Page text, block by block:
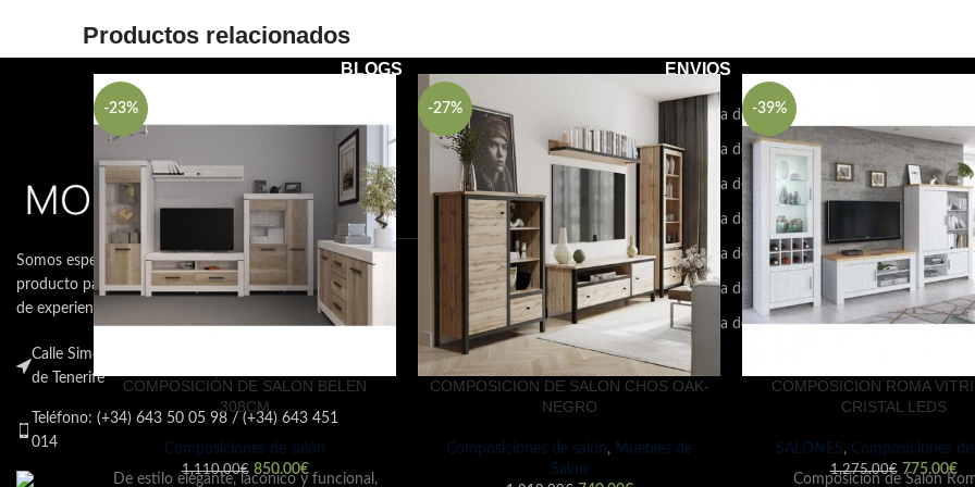
Productos relacionados
-23%
COMPOSICIÓN DE SALON BELEN
308CM
Composiciones de salón
1,110.00€ 850.00€
De estilo elegante, lacónico y funcional,
-27%
COMPOSICION DE SALON CHOS OAK-
NEGRO
Composiciones de salón, Muebles de
Salon
-39%
COMPOSICION ROMA
CRISTAL LEDS
SALONES, Composiciones de
1,275.00€ 775.00€
Composición de Salón
Somos especialistas en la venta de muebles y
producto para el descanso con más de 10 años
de experiencias en el sector.
Calle Simón Bolívar Nº40 , 38007 , Santa Cruz
de Tenerife
Teléfono: (+34) 643 50 05 98 / (+34) 643 451
014
BLOGS
LA CALIDAD DE LOS CHAISE
LOUNGE: TODO LO QUE
NECESITAS SABER
15 de octubre de 2024
comentarios
CÓMO ELEGIR EL COLCHÓN
PERFECTO PARA TU
DESCANSO
15 de octubre de 2024
Sin
comentarios
ENVIOS
Tienda de Muebles en El Hierro
Tienda de Muebles en La Palma
Tienda de Muebles en Fuerteventura
Tienda de Muebles en La Gomera
Tienda de Muebles en Lanzarote
Tienda de Muebles en Gran Canaria
Tienda de Muebles en Tenerife